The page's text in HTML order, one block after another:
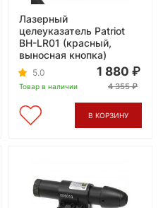
Лазерный
целеуказатель Patriot
BH-LR01 (красный,
выносная кнопка)
5.0
Товар в наличии
1 880
4 355
В КОРЗИНУ